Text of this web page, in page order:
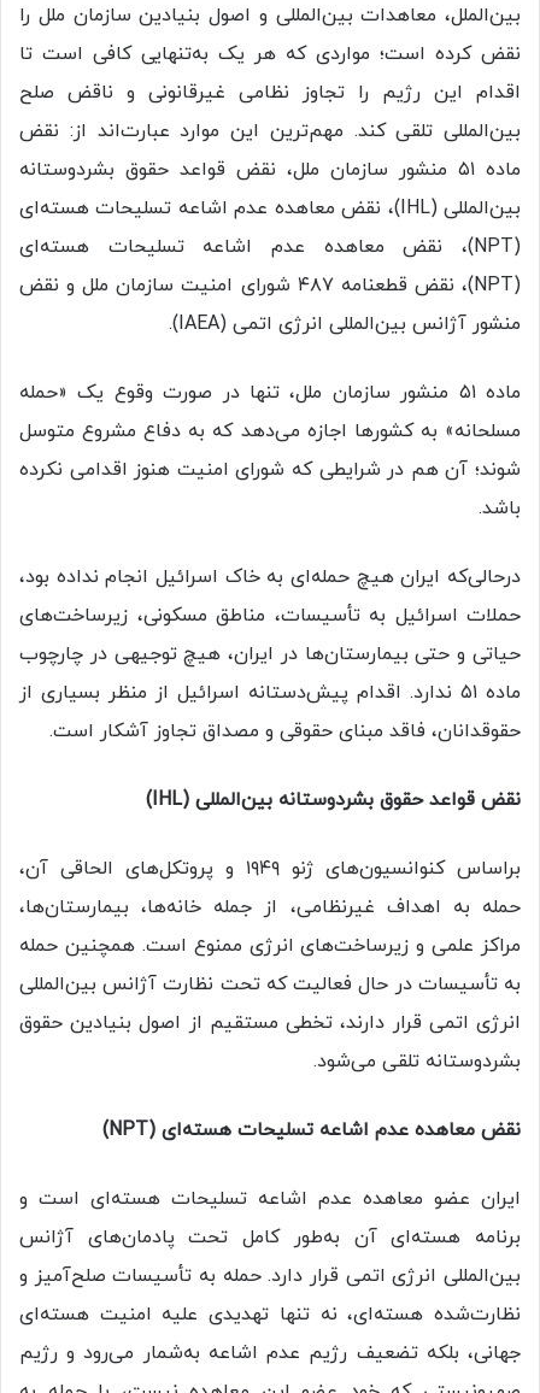
بین‌الملل، معاهدات بین‌المللی و اصول بنیادین سازمان ملل را
نقض کرده است؛ مواردی که هر یک به‌تنهایی کافی‌ است تا
اقدام این رژیم را تجاوز نظامی غیرقانونی و ناقض صلح
بین‌المللی تلقی کند. مهم‌ترین این موارد عبارت‌اند از: نقض
ماده ۵۱ منشور سازمان ملل، نقض قواعد حقوق بشردوستانه
بین‌المللی (IHL)، نقض معاهده عدم اشاعه تسلیحات هسته‌ای
(NPT)، نقض معاهده عدم اشاعه تسلیحات هسته‌ای
(NPT)، نقض قطعنامه ۴۸۷ شورای امنیت سازمان ملل و نقض
منشور آژانس بین‌المللی انرژی اتمی (IAEA).
ماده ۵۱ منشور سازمان ملل، تنها در صورت وقوع یک «حمله
مسلحانه» به کشورها اجازه می‌دهد که به دفاع مشروع متوسل
شوند؛ آن هم در شرایطی که شورای امنیت هنوز اقدامی نکرده
باشد.
درحالی‌که ایران هیچ حمله‌ای به خاک اسرائیل انجام نداده بود،
حملات اسرائیل به تأسیسات، مناطق مسکونی، زیرساخت‌های
حیاتی و حتی بیمارستان‌ها در ایران، هیچ توجیهی در چارچوب
ماده ۵۱ ندارد. اقدام پیش‌دستانه اسرائیل از منظر بسیاری از
حقوقدانان، فاقد مبنای حقوقی و مصداق تجاوز آشکار است.
نقض قواعد حقوق بشردوستانه بین‌المللی (IHL)
براساس کنوانسیون‌های ژنو ۱۹۴۹ و پروتکل‌های الحاقی آن،
حمله به اهداف غیرنظامی، از جمله خانه‌ها، بیمارستان‌ها،
مراکز علمی و زیرساخت‌های انرژی ممنوع است. همچنین حمله
به تأسیسات در حال فعالیت که تحت نظارت آژانس بین‌المللی
انرژی اتمی قرار دارند، تخطی مستقیم از اصول بنیادین حقوق
بشردوستانه تلقی می‌شود.
نقض معاهده عدم اشاعه تسلیحات هسته‌ای (NPT)
ایران عضو معاهده عدم اشاعه تسلیحات هسته‌ای است و
برنامه هسته‌ای آن به‌طور کامل تحت پادمان‌های آژانس
بین‌المللی انرژی اتمی قرار دارد. حمله به تأسیسات صلح‌آمیز و
نظارت‌شده هسته‌ای، نه تنها تهدیدی علیه امنیت هسته‌ای
جهانی، بلکه تضعیف رژیم عدم اشاعه به‌شمار می‌رود و رژیم